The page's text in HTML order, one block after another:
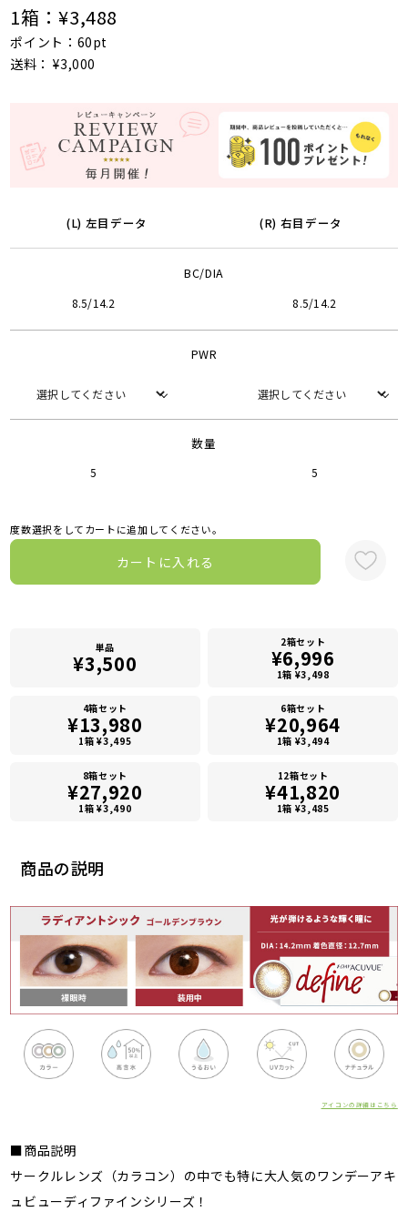
商品の説明
アイコンの詳細はこちら
■商品説明
サークルレンズ（カラコン）の中でも特に大人気のワンデーアキ
ュビューディファインシリーズ！
1箱：¥3,488
ポイント：60pt
送料： ¥3,000
(L) 左目データ (R) 右目データ
BC/DIA
8.5/14.2 8.5/14.2
PWR
数量
5 5
度数選択をしてカートに追加してください。
カートに入れる
単品
¥3,500
2箱セット
¥6,996
1箱 ¥3,498
4箱セット
¥13,980
1箱 ¥3,495
6箱セット
¥20,964
1箱 ¥3,494
8箱セット
¥27,920
1箱 ¥3,490
12箱セット
¥41,820
1箱 ¥3,485